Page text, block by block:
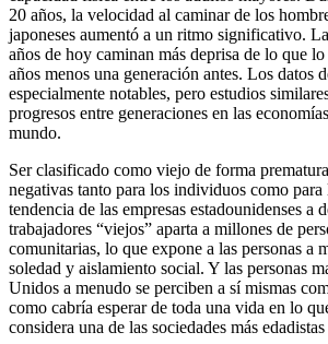
20 años, la velocidad al caminar de los
japoneses aumentó a un ritmo significativo.
años de hoy caminan más deprisa de lo que
años menos una generación antes. Los datos
especialmente notables, pero estudios
progresos entre generaciones en las
mundo.
Ser clasificado como viejo de forma
negativas tanto para los individuos como para
tendencia de las empresas estadounidenses a
trabajadores “viejos” aparta a millones de
comunitarias, lo que expone a las personas a
soledad y aislamiento social. Y las personas
Unidos a menudo se perciben a sí mismas
como cabría esperar de toda una vida en lo
considera una de las sociedades más